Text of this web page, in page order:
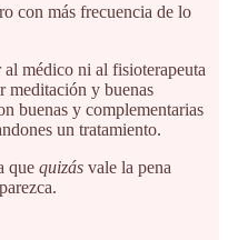
con más frecuencia de lo
médico ni al fisioterapeuta
meditación y buenas
buenas y complementarias
un tratamiento.
que quizás vale la pena